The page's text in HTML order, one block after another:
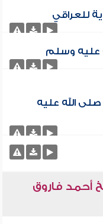
صلى الله عليه
أحمد فاروق